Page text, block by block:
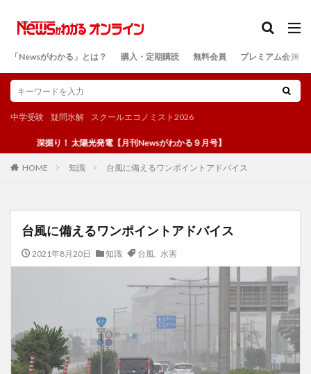
「Newsがわかる」とは？ 購入・定期購読 無料会員 プレミアム会員
中学受験 疑問氷解 スクールエコノミスト2026
深掘り！ 太陽光発電【月刊Newsがわかる９月号】
HOME 知識 台風に備えるワンポイントアドバイス
台風に備えるワンポイントアドバイス
2021年8月20日 知識 台風 水害
検索